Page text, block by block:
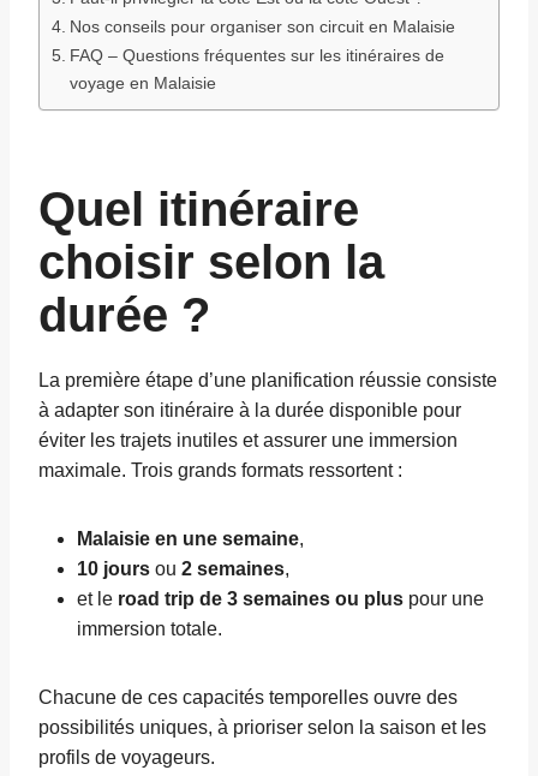
Nos conseils pour organiser son circuit en Malaisie
FAQ – Questions fréquentes sur les itinéraires de
voyage en Malaisie
Quel itinéraire
choisir selon la
durée ?
La première étape d’une planification réussie consiste
à adapter son itinéraire à la durée disponible pour
éviter les trajets inutiles et assurer une immersion
maximale. Trois grands formats ressortent :
Malaisie en une semaine,
10 jours ou 2 semaines,
et le road trip de 3 semaines ou plus pour une
immersion totale.
Chacune de ces capacités temporelles ouvre des
possibilités uniques, à prioriser selon la saison et les
profils de voyageurs.